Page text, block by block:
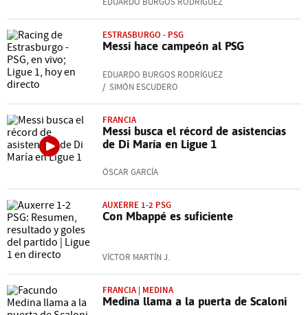
ESTRASBURGO - PSG
Messi hace campeón al PSG
EDUARDO BURGOS RODRÍGUEZ
SIMÓN ESCUDERO
FRANCIA
Messi busca el récord de asistencias
de Di María en Ligue 1
ÓSCAR GARCÍA
AUXERRE 1-2 PSG
Con Mbappé es suficiente
VÍCTOR MARTÍN J.
FRANCIA | MEDINA
Medina llama a la puerta de Scaloni